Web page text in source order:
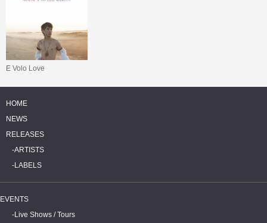
E Volo Love
HOME
NEWS
RELEASES
ARTISTS
LABELS
EVENTS
Live Shows / Tours